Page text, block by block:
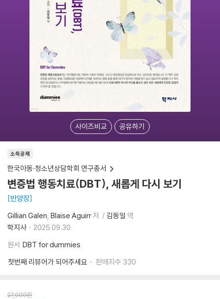
사이즈비교 공유하기
소득공제
한국아동·청소년상담학회 연구총서
변증법 행동치료(DBT), 새롭게 다시 보기
반양장
Gillian Galen Blaise Aguirr저 김동일 역
학지사
2025.09.30.
원서 DBT for dummies
첫번째 리뷰어가 되어주세요
판매지수 330
27,000원